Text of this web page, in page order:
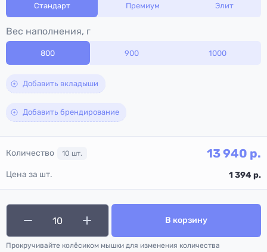
Стандарт Премиум Элит
Вес наполнения, г
800 900 1000
Добавить вкладыши
Добавить брендирование
Количество 10 шт. 13 940 р.
Цена за шт. 1 394 р.
В корзину
Прокручивайте колёсиком мышки для изменения количества